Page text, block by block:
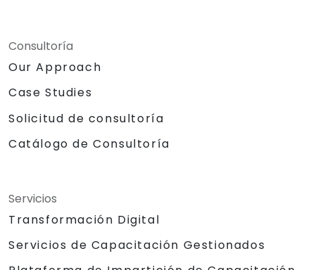
Consultoría
Our Approach
Case Studies
Solicitud de consultoría
Catálogo de Consultoría
Servicios
Transformación Digital
Servicios de Capacitación Gestionados